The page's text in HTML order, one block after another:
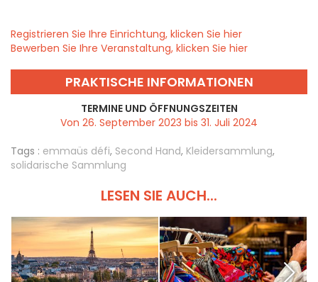
Registrieren Sie Ihre Einrichtung, klicken Sie hier
Bewerben Sie Ihre Veranstaltung, klicken Sie hier
PRAKTISCHE INFORMATIONEN
TERMINE UND ÖFFNUNGSZEITEN
Von 26. September 2023 bis 31. Juli 2024
Tags : emmaüs défi, Second Hand, Kleidersammlung,
solidarische Sammlung
LESEN SIE AUCH...